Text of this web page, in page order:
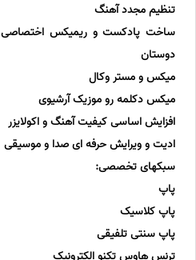
تنظیم مجدد آهنگ
ساخت پادکست و ریمیکس اختصاصی
دوستان
میکس و مستر وکال
میکس دکلمه رو موزیک آرشیوی
افزایش اساسی کیفیت آهنگ و اکولایزر
ادیت و ویرایش حرفه ای صدا و موسیقی
سبکهای تخصصی:
پاپ
پاپ کلاسیک
پاپ سنتی تلفیقی